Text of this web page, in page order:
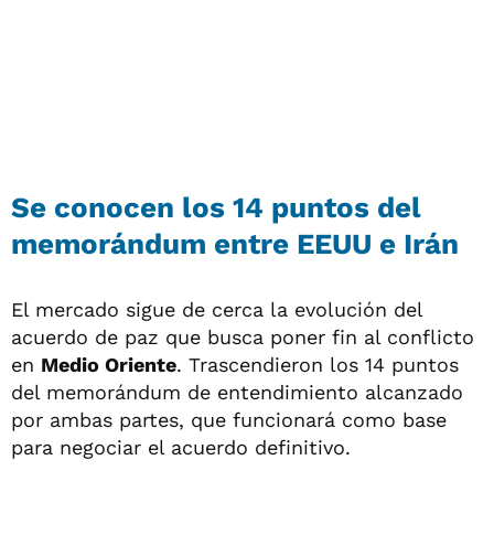
Se conocen los 14 puntos del
memorándum entre EEUU e Irán
El mercado sigue de cerca la evolución del
acuerdo de paz que busca poner fin al conflicto
en Medio Oriente. Trascendieron los 14 puntos
del memorándum de entendimiento alcanzado
por ambas partes, que funcionará como base
para negociar el acuerdo definitivo.